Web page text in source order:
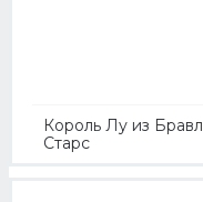
Король Лу из Бравл
Старс